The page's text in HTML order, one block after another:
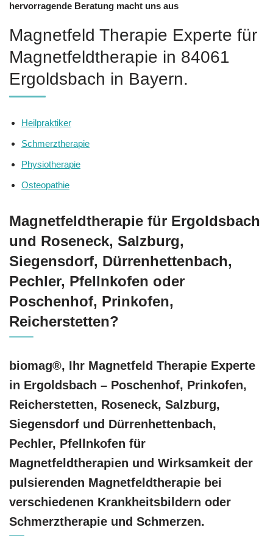
hervorragende Beratung macht uns aus
Magnetfeld Therapie Experte für
Magnetfeldtherapie in 84061
Ergoldsbach in Bayern.
Heilpraktiker
Schmerztherapie
Physiotherapie
Osteopathie
Magnetfeldtherapie für Ergoldsbach
und Roseneck, Salzburg,
Siegensdorf, Dürrenhettenbach,
Pechler, Pfellnkofen oder
Poschenhof, Prinkofen,
Reicherstetten?
biomag®, Ihr Magnetfeld Therapie Experte
in Ergoldsbach – Poschenhof, Prinkofen,
Reicherstetten, Roseneck, Salzburg,
Siegensdorf und Dürrenhettenbach,
Pechler, Pfellnkofen für
Magnetfeldtherapien und Wirksamkeit der
pulsierenden Magnetfeldtherapie bei
verschiedenen Krankheitsbildern oder
Schmerztherapie und Schmerzen.